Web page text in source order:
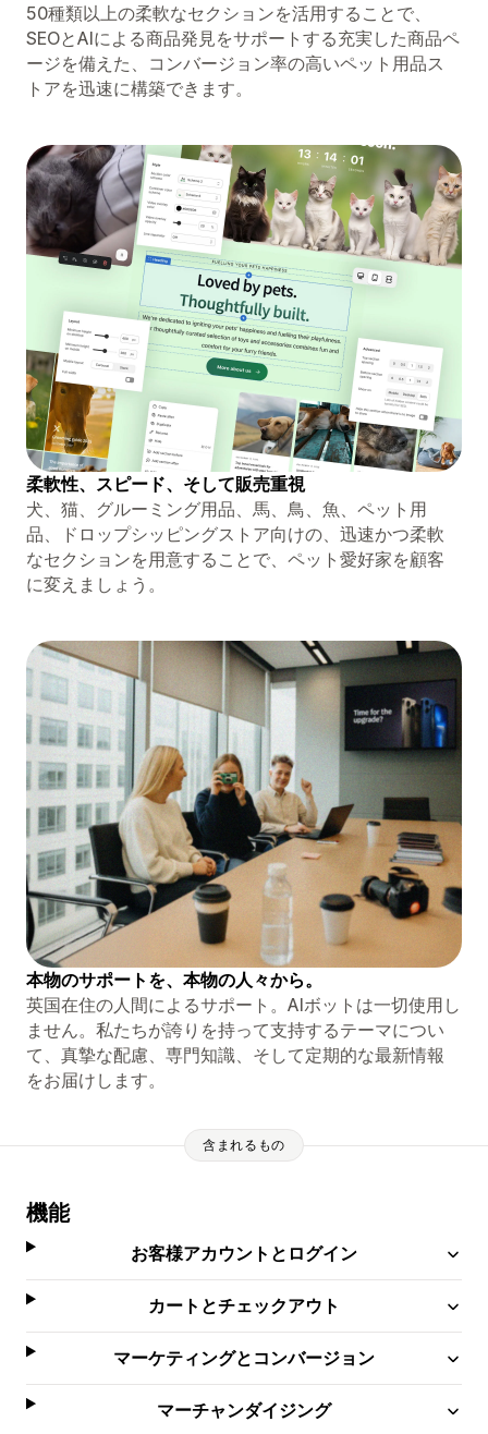
50種類以上の柔軟なセクションを活用することで、
SEOとAIによる商品発見をサポートする充実した商品ペ
ージを備えた、コンバージョン率の高いペット用品ス
トアを迅速に構築できます。
柔軟性、スピード、そして販売重視
犬、猫、グルーミング用品、馬、鳥、魚、ペット用
品、ドロップシッピングストア向けの、迅速かつ柔軟
なセクションを用意することで、ペット愛好家を顧客
に変えましょう。
本物のサポートを、本物の人々から。
英国在住の人間によるサポート。AIボットは一切使用し
ません。私たちが誇りを持って支持するテーマについ
て、真摯な配慮、専門知識、そして定期的な最新情報
をお届けします。
含まれるもの
機能
お客様アカウントとログイン
カートとチェックアウト
マーケティングとコンバージョン
マーチャンダイジング